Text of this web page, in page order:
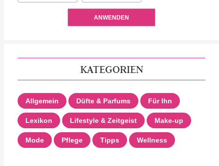
ANWENDEN
KATEGORIEN
Allgemein Düfte & Parfums Für Ihn
Lexikon Lifestyle & Zeitgeist Make-up
Mode Pflege Tipps Wellness